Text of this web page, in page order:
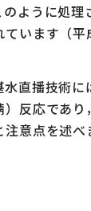
ように処理
います（平
直播技術に
反応であ
意点を述べ